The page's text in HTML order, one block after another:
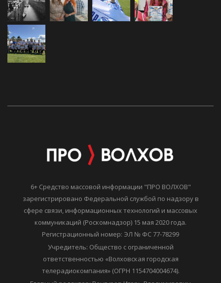
6+ Средство массовой информации "ПРО ВОЛХОВ"
зарегистрировано Федеральной службой по надзору в
сфере связи, информационных технологий и массовых
коммуникаций (Роскомнадзор) 15 мая 2020 года.
Регистрационный номер: ЭЛ № ФС 77-78299
Учредитель: Общество с ограниченной
ответственностью «Волховская городская
телерадиокомпания» (ОГРН 1154704004674).